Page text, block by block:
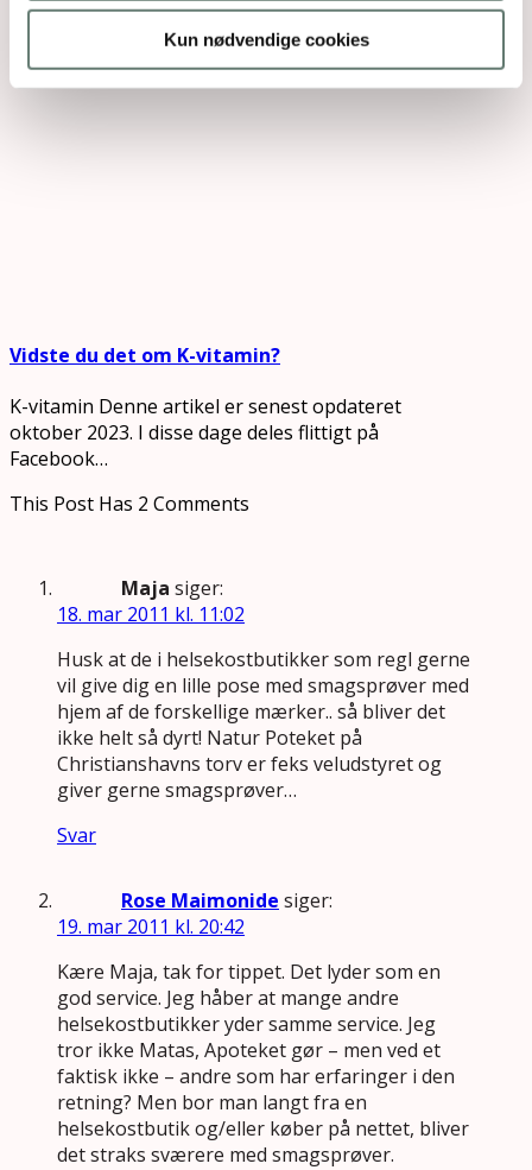
Kun nødvendige cookies
Vidste du det om K-vitamin?
K-vitamin Denne artikel er senest opdateret
oktober 2023. I disse dage deles flittigt på
Facebook…
This Post Has 2 Comments
Maja siger:
18. mar 2011 kl. 11:02
Husk at de i helsekostbutikker som regl gerne
vil give dig en lille pose med smagsprøver med
hjem af de forskellige mærker.. så bliver det
ikke helt så dyrt! Natur Poteket på
Christianshavns torv er feks veludstyret og
giver gerne smagsprøver…
Svar
Rose Maimonide siger:
19. mar 2011 kl. 20:42
Kære Maja, tak for tippet. Det lyder som en
god service. Jeg håber at mange andre
helsekostbutikker yder samme service. Jeg
tror ikke Matas, Apoteket gør – men ved et
faktisk ikke – andre som har erfaringer i den
retning? Men bor man langt fra en
helsekostbutik og/eller køber på nettet, bliver
det straks sværere med smagsprøver.